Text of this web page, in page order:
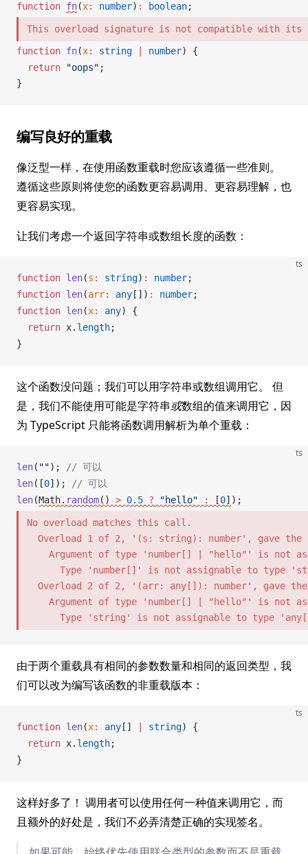
function fn(x: number) : boolean;
This overload signature is not compatible with its
function fn(x: string number) {
  return
"oops" ;
}
编写良好的重载
像泛型一样，在使用函数重载时您应该遵循一些准则。
遵循这些原则将使您的函数更容易调用、更容易理解，也
更容易实现。
让我们考虑一个返回字符串或数组长度的函数：
ts
function len(s : string) : number;
function len(arr: any []) : number;
function len(x: any) {
  return
x. length;
}
这个函数没问题；我们可以用字符串或数组调用它。 但
是，我们不能使用可能是字符串或数组的值来调用它，因
为 TypeScript 只能将函数调用解析为单个重载：
ts
len( "");
// 可以
len([0]);
// 可以
len(Math. random() > 0.5 ? "hello" : [0] );
No overload matches this call.
Overload 1 of 2, '(s: string): number', gave the
Argument of type 'number[] | "hello"' is not
Type 'number[]' is not assignable to type
Overload 2 of 2, '(arr: any[]): number', gave
Argument of type 'number[] | "hello"' is not
Type 'string' is not assignable to type
由于两个重载具有相同的参数数量和相同的返回类型，我
们可以改为编写该函数的非重载版本：
ts
function len(x: any [] string) {
  return
x. length;
}
这样好多了！ 调用者可以使用任何一种值来调用它，而
且额外的好处是，我们不必弄清楚正确的实现签名。